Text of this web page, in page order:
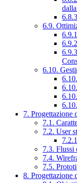
6.9.
6.10.
7. Progettazione
7.1.
7.2. User
7.3. Flussi
7.4.
7.5.
8. Progettazione